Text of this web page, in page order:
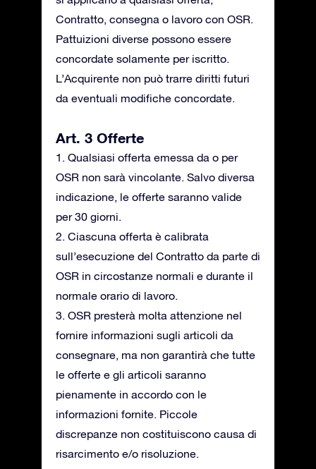
Contratto, consegna o lavoro con OSR.
Pattuizioni diverse possono essere
concordate solamente per iscritto.
L’Acquirente non può trarre diritti futuri
da eventuali modifiche concordate.
Art. 3 Offerte
1. Qualsiasi offerta emessa da o per
OSR non sarà vincolante. Salvo diversa
indicazione, le offerte saranno valide
per 30 giorni.
2. Ciascuna offerta è calibrata
sull’esecuzione del Contratto da parte di
OSR in circostanze normali e durante il
normale orario di lavoro.
3. OSR presterà molta attenzione nel
fornire informazioni sugli articoli da
consegnare, ma non garantirà che tutte
le offerte e gli articoli saranno
pienamente in accordo con le
informazioni fornite. Piccole
discrepanze non costituiscono causa di
risarcimento e/o risoluzione.